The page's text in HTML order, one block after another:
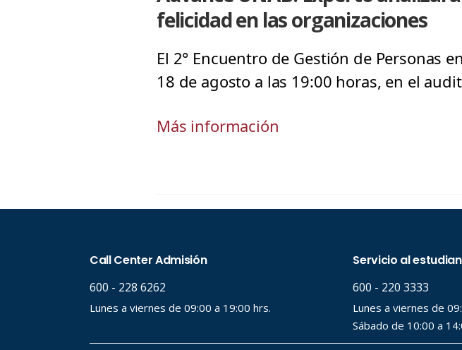
felicidad en las organizaciones
El 2° Encuentro de Gestión de Personas
18 de agosto a las 19:00 horas, en el
Más información